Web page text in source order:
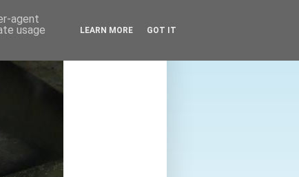
agent
usage
LEARN MORE GOT IT